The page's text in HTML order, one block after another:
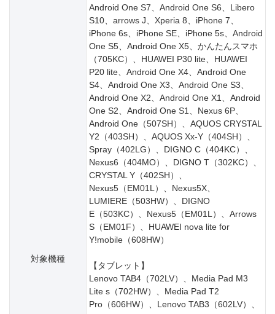
対象機種
Android One S7、Android One S6、Libero
S10、arrows J、Xperia 8、iPhone 7、
iPhone 6s、iPhone SE、iPhone 5s、Android
One S5、Android One X5、かんたんスマホ
（705KC）、HUAWEI P30 lite、HUAWEI
P20 lite、Android One X4、Android One
S4、Android One X3、Android One S3、
Android One X2、Android One X1、Android
One S2、Android One S1、Nexus 6P、
Android One（507SH）、AQUOS CRYSTAL
Y2（403SH）、AQUOS Xx-Y（404SH）、
Spray（402LG）、DIGNO C（404KC）、
Nexus6（404MO）、DIGNO T（302KC）、
CRYSTAL Y（402SH）、
Nexus5（EM01L）、Nexus5X、
LUMIERE（503HW）、DIGNO
E（503KC）、Nexus5（EM01L）、Arrows
S（EM01F）、HUAWEI nova lite for
Y!mobile（608HW）
【タブレット】
Lenovo TAB4（702LV）、Media Pad M3
Lite s（702HW）、Media Pad T2
Pro（606HW）、Lenovo TAB3（602LV）、